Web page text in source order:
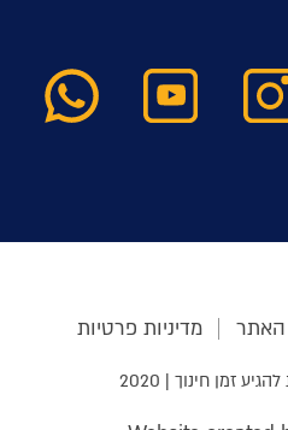
האתר מדיניות פרטיות
זמן חינוך | 2020